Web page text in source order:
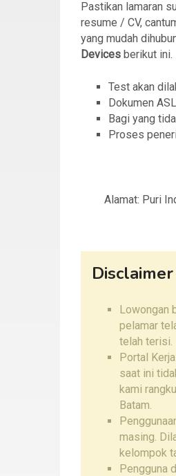
Pastikan lamaran
resume / CV,
yang mudah
Devices berikut ini.
Test akan
Dokumen
Bagi yang
Proses
Alamat: Puri
Disclaimer
Lowongan
pelamar
telah terisi.
Portal
saat ini
kami
Batam.
masing.
kelompok
Pengguna